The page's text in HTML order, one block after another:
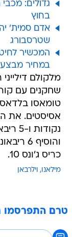
בחוץ
אדם סמית'
שטרסבורג
המכשיר
במחיר מבצע
מלקולם
כריס ג'ונס 10.
מילאנו וילרבאן
טרם התפרסמו